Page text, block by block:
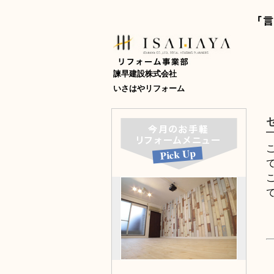
諫早建設株式会社
いさはやリフォーム